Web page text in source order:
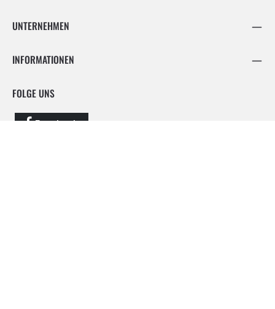
UNTERNEHMEN
INFORMATIONEN
FOLGE UNS
Facebook